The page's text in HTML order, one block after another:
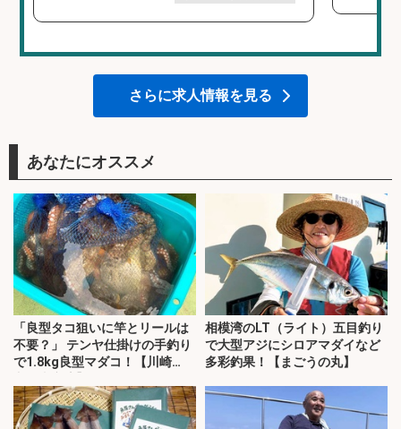
さらに求人情報を見る
あなたにオススメ
「良型タコ狙いに竿とリールは
不要？」 テンヤ仕掛けの手釣り
で1.8kg良型マダコ！【川崎
相模湾のLT（ライト）五目釣り
で大型アジにシロアマダイなど
多彩釣果！【まごうの丸】